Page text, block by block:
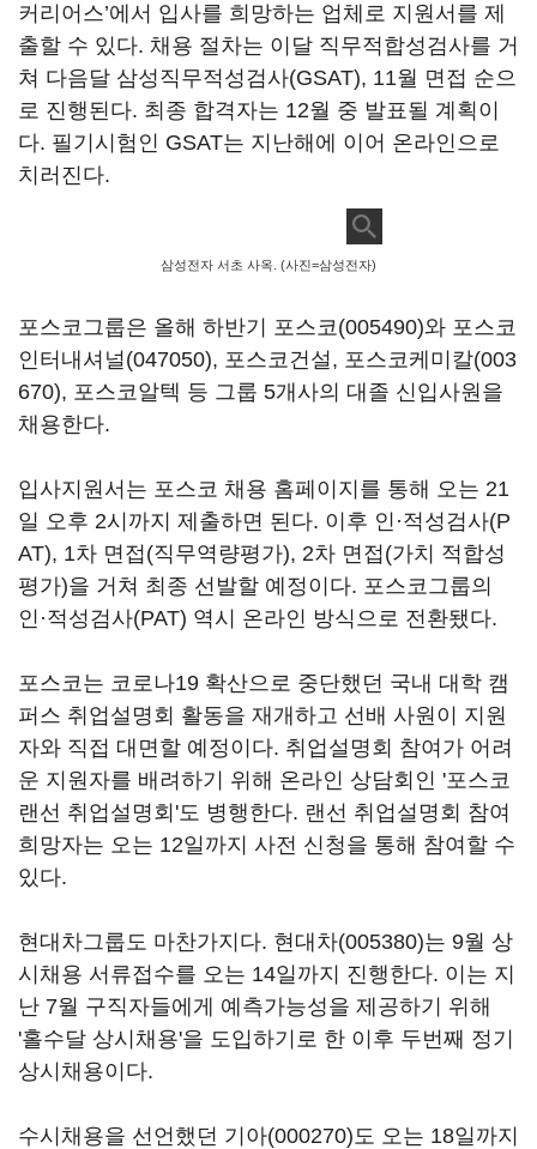
커리어스’에서 입사를 희망하는 업체로 지원서를 제
출할 수 있다. 채용 절차는 이달 직무적합성검사를 거
쳐 다음달 삼성직무적성검사(GSAT), 11월 면접 순으
로 진행된다. 최종 합격자는 12월 중 발표될 계획이
다. 필기시험인 GSAT는 지난해에 이어 온라인으로
치러진다.
삼성전자 서초 사옥. (사진=삼성전자)
포스코그룹은 올해 하반기 포스코(005490)와 포스코
인터내셔널(047050), 포스코건설, 포스코케미칼(003
670), 포스코알텍 등 그룹 5개사의 대졸 신입사원을
채용한다.
입사지원서는 포스코 채용 홈페이지를 통해 오는 21
일 오후 2시까지 제출하면 된다. 이후 인·적성검사(P
AT), 1차 면접(직무역량평가), 2차 면접(가치 적합성
평가)을 거쳐 최종 선발할 예정이다. 포스코그룹의
인·적성검사(PAT) 역시 온라인 방식으로 전환됐다.
포스코는 코로나19 확산으로 중단했던 국내 대학 캠
퍼스 취업설명회 활동을 재개하고 선배 사원이 지원
자와 직접 대면할 예정이다. 취업설명회 참여가 어려
운 지원자를 배려하기 위해 온라인 상담회인 '포스코
랜선 취업설명회'도 병행한다. 랜선 취업설명회 참여
희망자는 오는 12일까지 사전 신청을 통해 참여할 수
있다.
현대차그룹도 마찬가지다. 현대차(005380)는 9월 상
시채용 서류접수를 오는 14일까지 진행한다. 이는 지
난 7월 구직자들에게 예측가능성을 제공하기 위해
'홀수달 상시채용'을 도입하기로 한 이후 두번째 정기
상시채용이다.
수시채용을 선언했던 기아(000270)도 오는 18일까지